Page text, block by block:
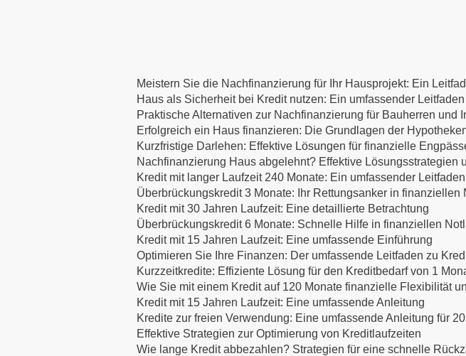
Meistern Sie die Nachfinanzierung für Ihr Hausprojekt: Ein
Haus als Sicherheit bei Kredit nutzen: Ein umfassender Leitfaden
Praktische Alternativen zur Nachfinanzierung für Bauherren und
Erfolgreich ein Haus finanzieren: Die Grundlagen der
Kurzfristige Darlehen: Effektive Lösungen für finanzielle
Nachfinanzierung Haus abgelehnt? Effektive Lösungsstrategien
Kredit mit langer Laufzeit 240 Monate: Ein umfassender Leitfaden
Überbrückungskredit 3 Monate: Ihr Rettungsanker in finanziellen
Kredit mit 30 Jahren Laufzeit: Eine detaillierte Betrachtung
Überbrückungskredit 6 Monate: Schnelle Hilfe in finanziellen
Kredit mit 15 Jahren Laufzeit: Eine umfassende Einführung
Optimieren Sie Ihre Finanzen: Der umfassende Leitfaden zu
Kurzzeitkredite: Effiziente Lösung für den Kreditbedarf von 1
Wie Sie mit einem Kredit auf 120 Monate finanzielle Flexibilität
Kredit mit 15 Jahren Laufzeit: Eine umfassende Anleitung
Kredite zur freien Verwendung: Eine umfassende Anleitung für
Effektive Strategien zur Optimierung von Kreditlaufzeiten
Wie lange Kredit abbezahlen? Strategien für eine schnelle